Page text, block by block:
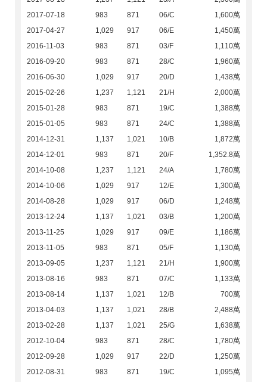
2017-07-18
983 871 06/C
1,600萬
2017-04-27
1,029 917 06/E
1,450萬
2016-11-03
983 871 03/F
1,110萬
2016-09-20
983 871 28/C
1,960萬
2016-06-30
1,029 917 20/D
1,438萬
2015-02-26
1,237 1,121 21/H
2,000萬
2015-01-28
983 871 19/C
1,388萬
2015-01-05
983 871 24/C
1,388萬
2014-12-31
1,137 1,021 10/B
1,872萬
2014-12-01
983 871 20/F
1,352.8萬
2014-10-08
1,237 1,121 24/A
1,780萬
2014-10-06
1,029 917 12/E
1,300萬
2014-08-28
1,029 917 06/D
1,248萬
2013-12-24
1,137 1,021 03/B
1,200萬
2013-11-25
1,029 917 09/E
1,186萬
2013-11-05
983 871 05/F
1,130萬
2013-09-05
1,237 1,121 21/H
1,900萬
2013-08-16
983 871 07/C
1,133萬
2013-08-14
1,137 1,021 12/B
700萬
2013-04-03
1,137 1,021 28/B
2,488萬
2013-02-28
1,137 1,021 25/G
1,638萬
2012-10-04
983 871 28/C
1,780萬
2012-09-28
1,029 917 22/D
1,250萬
2012-08-31
983 871 19/C
1,095萬